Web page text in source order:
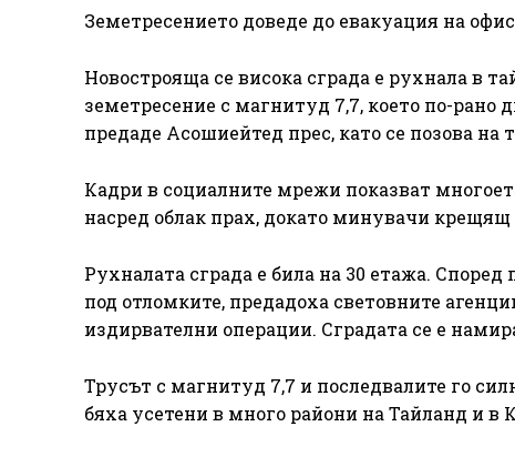
Земетресението доведе до евакуация на
Новострояща се висока сграда е рухнала в
земетресение с магнитуд 7,7, което по-
предаде Асошиейтед прес, като се позова на
Кадри в социалните мрежи показват
насред облак прах, докато минувачи крещящ
Рухналата сграда е била на 30 етажа.
под отломките, предадоха световните
издирвателни операции. Сградата се е
Трусът с магнитуд 7,7 и последвалите го
бяха усетени в много райони на Тайланд и в